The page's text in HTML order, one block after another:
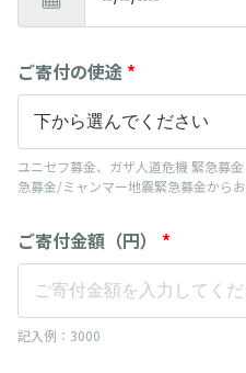
ご寄付の使途 *
ユニセフ募金、ガザ人道危機 緊急募
急募金/ミャンマー地震緊急募金からお
ご寄付金額（円） *
記入例：3000